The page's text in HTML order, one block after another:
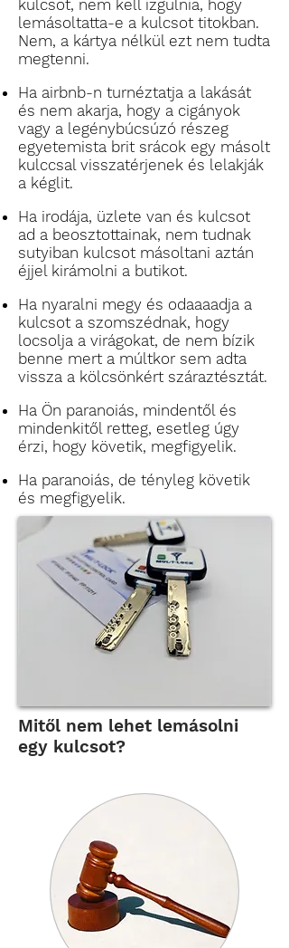
kulcsot, nem kell izgulnia, hogy
lemásoltatta-e a kulcsot titokban.
Nem, a kártya nélkül ezt nem tudta
megtenni.
Ha airbnb-n turnéztatja a lakását
és nem akarja, hogy a cigányok
vagy a legénybúcsúzó részeg
egyetemista brit srácok egy másolt
kulccsal visszatérjenek és lelakják
a kéglit.
Ha irodája, üzlete van és kulcsot
ad a beosztottainak, nem tudnak
sutyiban kulcsot másoltani aztán
éjjel kirámolni a butikot.
Ha nyaralni megy és odaaaadja a
kulcsot a szomszédnak, hogy
locsolja a virágokat, de nem bízik
benne mert a múltkor sem adta
vissza a kölcsönkért száraztésztát.
Ha Ön paranoiás, mindentől és
mindenkitől retteg, esetleg úgy
érzi, hogy követik, megfigyelik.
Ha paranoiás, de tényleg követik
és megfigyelik.
Mitől nem lehet lemásolni
egy kulcsot?